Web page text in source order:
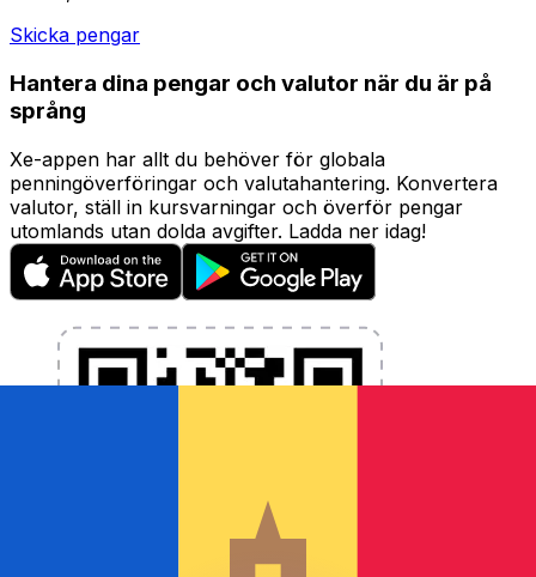
Skicka pengar
Hantera dina pengar och valutor när du är på
språng
Xe-appen har allt du behöver för globala
penningöverföringar och valutahantering. Konvertera
valutor, ställ in kursvarningar och överför pengar
utomlands utan dolda avgifter. Ladda ner idag!